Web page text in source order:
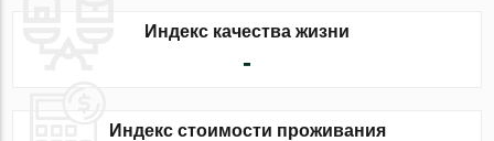
Индекс качества жизни
-
Индекс стоимости проживания